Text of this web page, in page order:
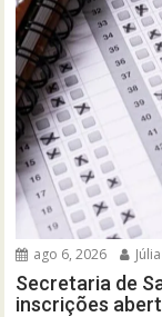
ago 6, 2026
Secretaria de
inscrições